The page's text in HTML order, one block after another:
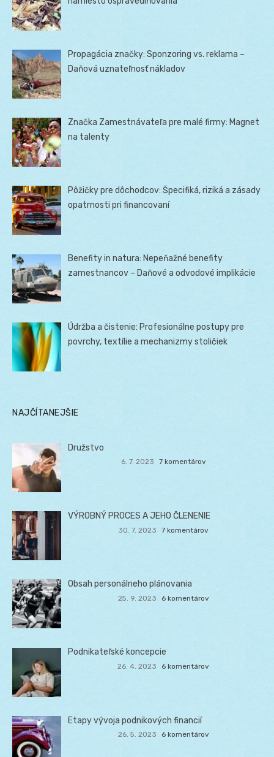
Propagácia značky: Sponzoring vs. reklama –
Daňová uznateľnosť nákladov
Značka Zamestnávateľa pre malé firmy: Magnet
na talenty
Pôžičky pre dôchodcov: Špecifiká, riziká a zásady
opatrnosti pri financovaní
Benefity in natura: Nepeňažné benefity
zamestnancov – Daňové a odvodové implikácie
Údržba a čistenie: Profesionálne postupy pre
povrchy, textílie a mechanizmy stoličiek
NAJČÍTANEJŠIE
Družstvo
6. 7. 2023 7 komentárov
VÝROBNÝ PROCES A JEHO ČLENENIE
30. 7. 2023 7 komentárov
Obsah personálneho plánovania
25. 9. 2023 6 komentárov
Podnikateľské koncepcie
26. 4. 2023 6 komentárov
Etapy vývoja podnikových financií
26. 5. 2023 6 komentárov